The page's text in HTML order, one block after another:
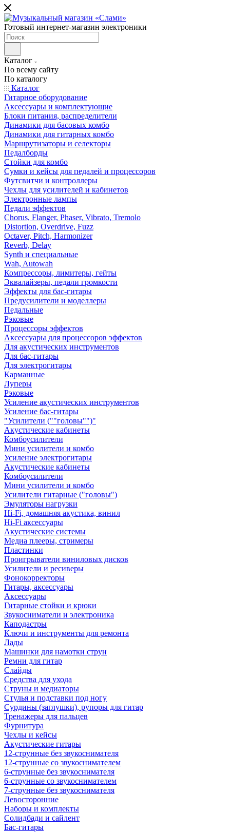
Готовый интернет-магазин электроники
Каталог
По всему сайту
По каталогу
Каталог
Гитарное оборудование
Аксессуары и комплектующие
Блоки питания, распределители
Динамики для басовых комбо
Динамики для гитарных комбо
Маршрутизаторы и селекторы
Педалборды
Стойки для комбо
Сумки и кейсы для педалей и процессоров
Футсвитчи и контроллеры
Чехлы для усилителей и кабинетов
Электронные лампы
Педали эффектов
Chorus, Flanger, Phaser, Vibrato, Tremolo
Distortion, Overdrive, Fuzz
Octaver, Pitch, Harmonizer
Reverb, Delay
Synth и специальные
Wah, Autowah
Компрессоры, лимитеры, гейты
Эквалайзеры, педали громкости
Эффекты для бас-гитары
Предусилители и моделлеры
Педальные
Рэковые
Процессоры эффектов
Аксессуары для процессоров эффектов
Для акустических инструментов
Для бас-гитары
Для электрогитары
Карманные
Луперы
Рэковые
Усиление акустических инструментов
Усиление бас-гитары
"Усилители (""головы"")"
Акустические кабинеты
Комбоусилители
Мини усилители и комбо
Усиление электрогитары
Акустические кабинеты
Комбоусилители
Мини усилители и комбо
Усилители гитарные ("головы")
Эмуляторы нагрузки
Hi-Fi, домашняя акустика, винил
Hi-Fi аксессуары
Акустические системы
Медиа плееры, стримеры
Пластинки
Проигрыватели виниловых дисков
Усилители и ресиверы
Фонокорректоры
Гитары, аксессуары
Аксессуары
Гитарные стойки и крюки
Звукосниматели и электроника
Каподастры
Ключи и инструменты для ремонта
Лады
Машинки для намотки струн
Ремни для гитар
Слайды
Средства для ухода
Струны и медиаторы
Стулья и подставки под ногу
Сурдины (заглушки), рупоры для гитар
Тренажеры для пальцев
Фурнитура
Чехлы и кейсы
Акустические гитары
12-струнные без звукоснимателя
12-струнные со звукоснимателем
6-струнные без звукоснимателя
6-струнные со звукоснимателем
7-струнные без звукоснимателя
Левосторонние
Наборы и комплекты
Солидбади и сайлент
Бас-гитары